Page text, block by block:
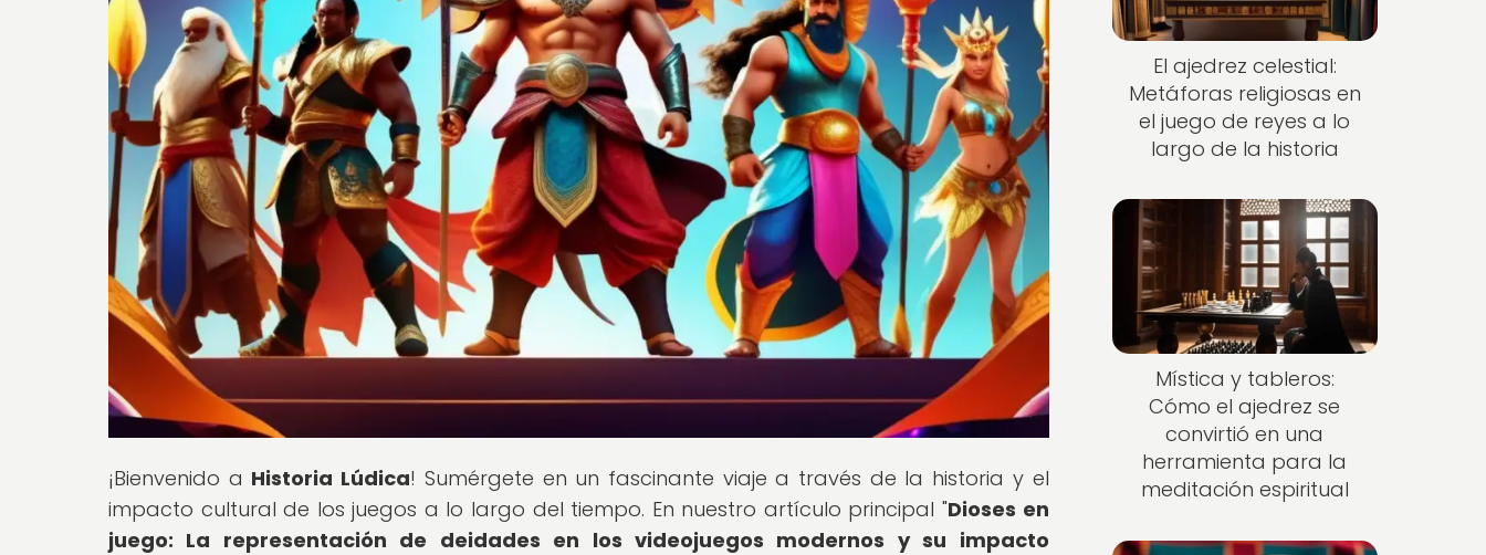
¡Bienvenido a Historia Lúdica! Sumérgete en un fascinante viaje a través de la historia y el
impacto cultural de los juegos a lo largo del tiempo. En nuestro artículo principal "Dioses en
juego: La representación de deidades en los videojuegos modernos y su impacto
El ajedrez celestial:
Metáforas religiosas en
el juego de reyes a lo
largo de la historia
Mística y tableros:
Cómo el ajedrez se
convirtió en una
herramienta para la
meditación espiritual